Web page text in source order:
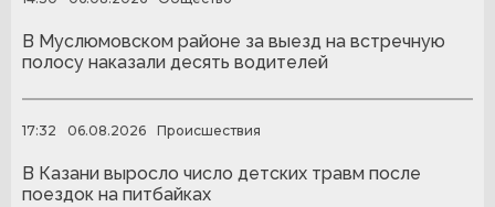
В Муслюмовском районе за выезд на встречную
полосу наказали десять водителей
17:32 06.08.2026 Происшествия
В Казани выросло число детских травм после
поездок на питбайках